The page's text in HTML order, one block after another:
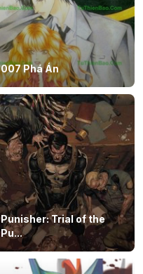
007 Phá Án
Punisher: Trial of the
Pu...